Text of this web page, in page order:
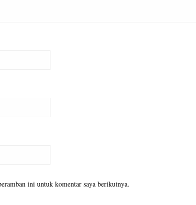
ini untuk komentar saya berikutnya.